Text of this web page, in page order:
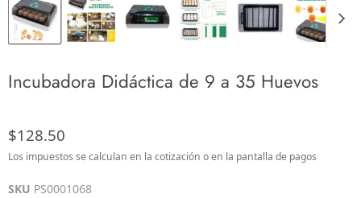
Incubadora Didáctica de 9 a 35 Huevos
$128.50
Los impuestos se calculan en la cotización o en la pantalla de pagos
SKU PS0001068